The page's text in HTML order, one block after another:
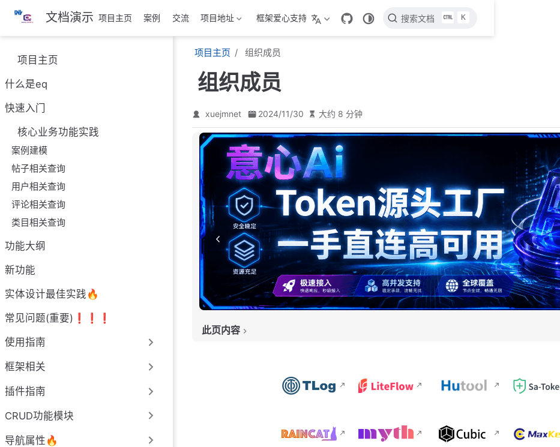
跳
主
內
容
文档演示 项目主页 案例 交流 项目地址 框架爱心支持 搜索文档 K
项目主页
什么是eq
快速入门
核心业务功能实践
案例建模
帖子相关查询
用户相关查询
评论相关查询
类目相关查询
功能大纲
新功能
实体设计最佳实践🔥
常见问题(重要)❗️❗️❗️
使用指南
框架相关
插件指南
CRUD功能模块
导航属性🔥
项目主页 组织成员
组织成员
xuejmnet 2024/11/30 大约 8 分钟
此页内容